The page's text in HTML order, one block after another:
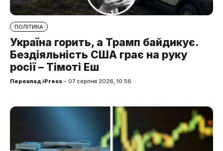
ПОЛІТИКА
Україна горить, а Трамп байдикує.
Бездіяльність США грає на руку
росії – Тімоті Еш
Переклад iPress – 07 серпня 2026, 10:56